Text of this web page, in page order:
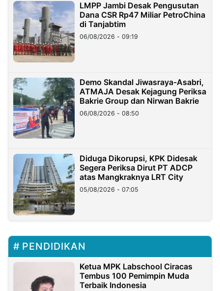
LMPP Jambi Desak Pengusutan
Dana CSR Rp47 Miliar PetroChina
di Tanjabtim
06/08/2026 - 09:19
Demo Skandal Jiwasraya-Asabri,
ATMAJA Desak Kejagung Periksa
Bakrie Group dan Nirwan Bakrie
06/08/2026 - 08:50
Diduga Dikorupsi, KPK Didesak
Segera Periksa Dirut PT ADCP
atas Mangkraknya LRT City
05/08/2026 - 07:05
PENDIDIKAN
Ketua MPK Labschool Ciracas
Tembus 100 Pemimpin Muda
Terbaik Indonesia